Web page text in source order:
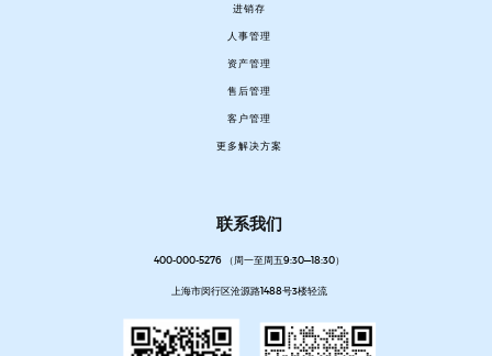
进销存
人事管理
资产管理
售后管理
客户管理
更多解决方案
联系我们
400-000-5276 （周一至周五9:30—18:30）
上海市闵行区沧源路1488号3楼轻流